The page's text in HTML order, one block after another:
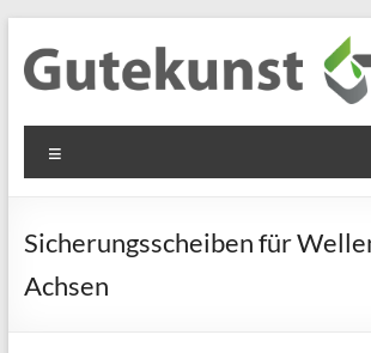
Inhalt
springen
Gutekunst
Formfedern
GmbH
Informationen
Flachmaterial
Sicherungsscheiben für
Achsen